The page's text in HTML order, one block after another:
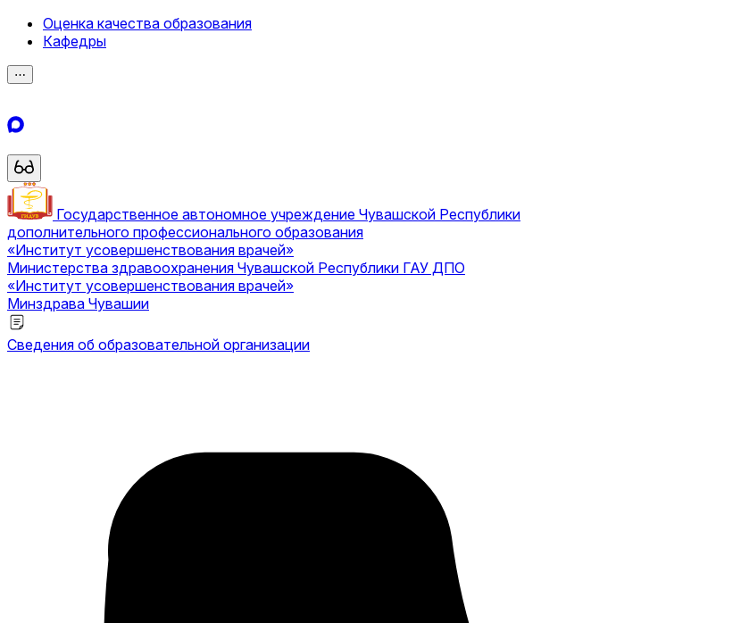
Оценка качества образования
Кафедры
⋯
Государственное автономное учреждение Чувашской Республики
дополнительного профессионального образования
«Институт усовершенствования врачей»
Министерства здравоохранения Чувашской Республики ГАУ ДПО
«Институт усовершенствования врачей»
Минздрава Чувашии
Сведения об образовательной организации